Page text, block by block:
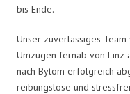
bis Ende.
Unser zuverlässiges
Umzügen fernab von Linz
nach Bytom erfolgreich
reibungslose und